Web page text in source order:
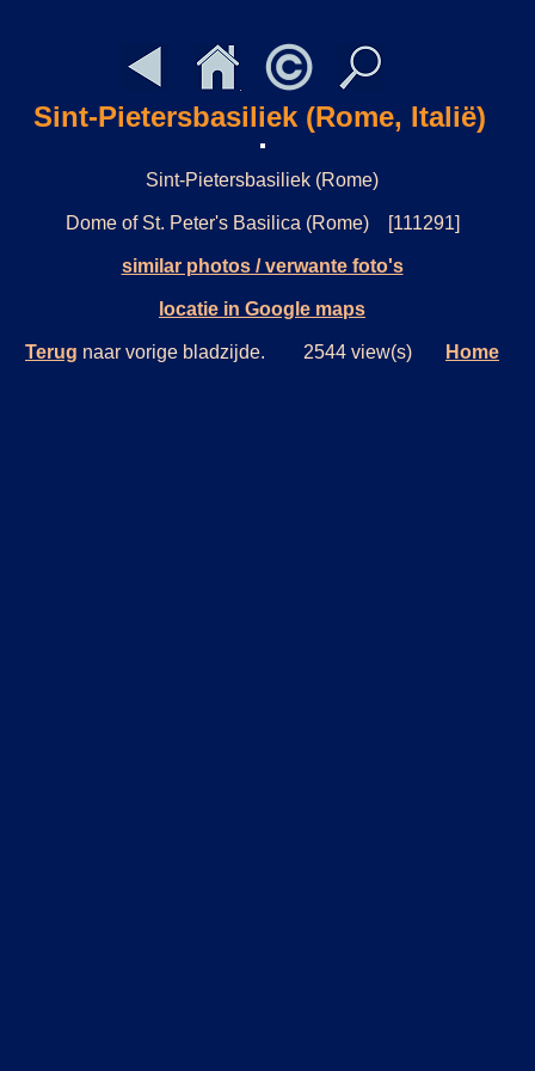
Sint-Pietersbasiliek (Rome, Italië)
Sint-Pietersbasiliek (Rome)
Dome of St. Peter's Basilica (Rome) [111291]
similar photos / verwante foto's
locatie in Google maps
Terug naar vorige bladzijde. 2544 view(s) Home